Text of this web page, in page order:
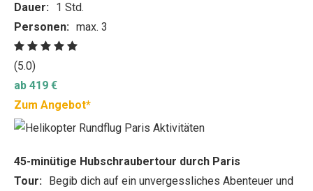
Dauer: 1 Std.
Personen: max. 3
(5.0)
ab 419 €
Zum Angebot*
45-minütige Hubschraubertour durch Paris
Tour: Begib dich auf ein unvergessliches Abenteuer und